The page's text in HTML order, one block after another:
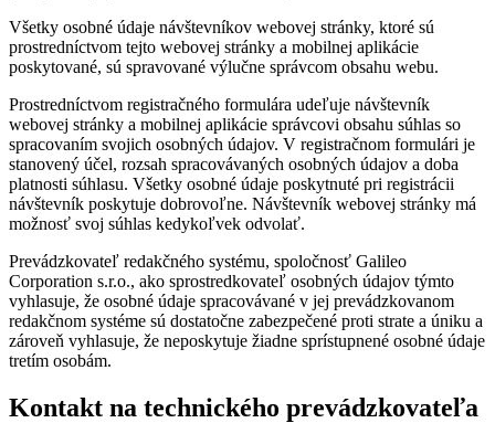
Všetky osobné údaje návštevníkov webovej stránky, ktoré sú
prostredníctvom tejto webovej stránky a mobilnej aplikácie
poskytované, sú spravované výlučne správcom obsahu webu.
Prostredníctvom registračného formulára udeľuje návštevník
webovej stránky a mobilnej aplikácie správcovi obsahu súhlas so
spracovaním svojich osobných údajov. V registračnom formulári je
stanovený účel, rozsah spracovávaných osobných údajov a doba
platnosti súhlasu. Všetky osobné údaje poskytnuté pri registrácii
návštevník poskytuje dobrovoľne. Návštevník webovej stránky má
možnosť svoj súhlas kedykoľvek odvolať.
Prevádzkovateľ redakčného systému, spoločnosť Galileo
Corporation s.r.o., ako sprostredkovateľ osobných údajov týmto
vyhlasuje, že osobné údaje spracovávané v jej prevádzkovanom
redakčnom systéme sú dostatočne zabezpečené proti strate a úniku a
zároveň vyhlasuje, že neposkytuje žiadne sprístupnené osobné údaje
tretím osobám.
Kontakt na technického prevádzkovateľa